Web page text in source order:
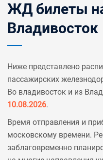
ЖД билеты
Владивосток
Ниже представлено
пассажирских
Во владивосток и из
10.08.2026.
Время отправления и
московскому времени.
заблаговременно